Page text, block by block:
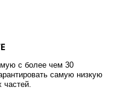
с более чем 30
самую низкую
частей.